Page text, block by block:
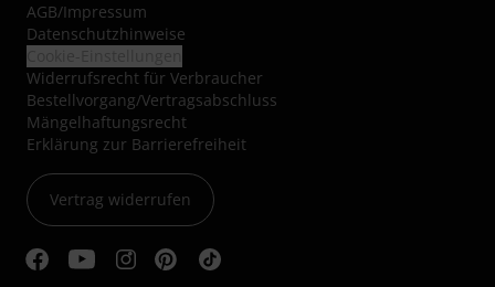
AGB/Impressum
Datenschutzhinweise
Widerrufsrecht für Verbraucher
Bestellvorgang/Vertragsabschluss
Mängelhaftungsrecht
Erklärung zur Barrierefreiheit
Vertrag widerrufen